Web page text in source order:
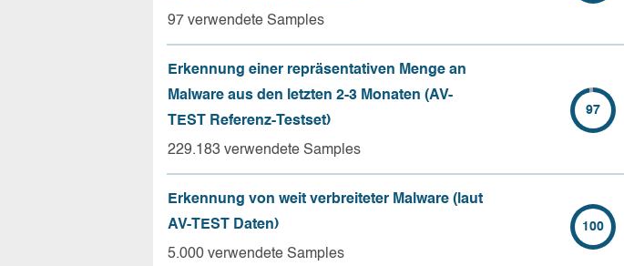
97 verwendete Samples
Erkennung einer repräsentativen Menge an
Malware aus den letzten 2-3 Monaten (AV-
TEST Referenz-Testset)
229.183 verwendete Samples
97
Erkennung von weit verbreiteter Malware (laut
AV-TEST Daten)
5.000 verwendete Samples
100